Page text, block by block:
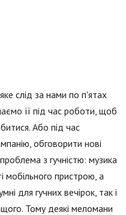
слід за нами по п'ятах
її під час роботи, щоб
Або під час
обговорити нові
з гучністю: музика
мобільного пристрою, а
для гучних вечірок, так і
Тому деякі меломани